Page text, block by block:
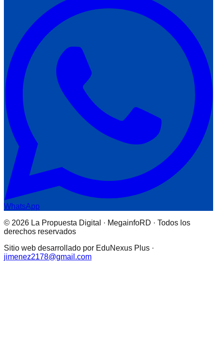
WhatsApp
© 2026 La Propuesta Digital · MegainfoRD · Todos los
derechos reservados
Sitio web desarrollado por EduNexus Plus ·
jimenez2178@gmail.com